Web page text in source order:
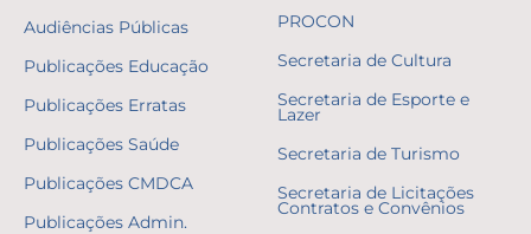
Audiências Públicas
Publicações Educação
Publicações Erratas
Publicações Saúde
Publicações CMDCA
Publicações Admin.
PROCON
Secretaria de Cultura
Secretaria de Esporte e
Lazer
Secretaria de Turismo
Secretaria de Licitações
Contratos e Convênios